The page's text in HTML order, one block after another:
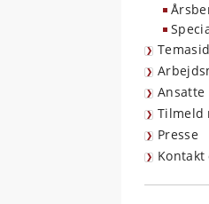
Ansatte
Tilmeld
Presse
Kontakt